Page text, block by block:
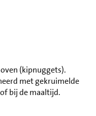
(kipnuggets).
met gekruimelde
bij de maaltijd.